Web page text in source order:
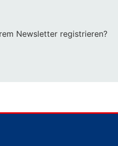
Newsletter registrieren?